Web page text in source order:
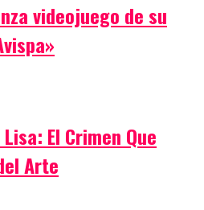
videojuego de su
El Crimen Que
Arte